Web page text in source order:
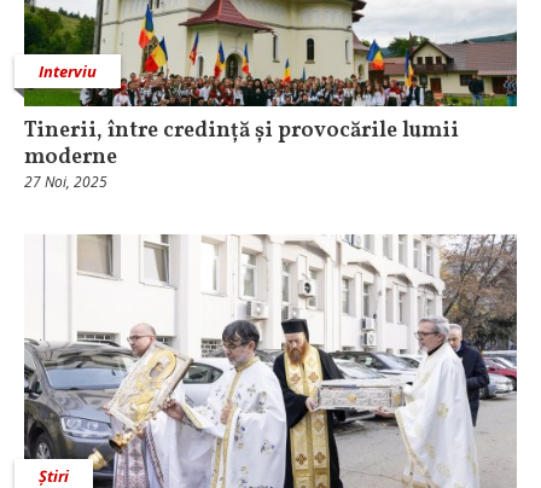
Interviu
Tinerii, între credință și provocările lumii
moderne
27 Noi, 2025
Știri